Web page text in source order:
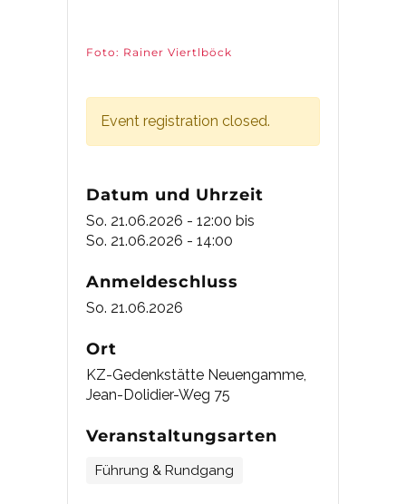
Foto: Rainer Viertlböck
Event registration closed.
Datum und Uhrzeit
So. 21.06.2026 - 12:00 bis
So. 21.06.2026 - 14:00
Anmeldeschluss
So. 21.06.2026
Ort
KZ-Gedenkstätte Neuengamme,
Jean-Dolidier-Weg 75
Veranstaltungsarten
Führung & Rundgang